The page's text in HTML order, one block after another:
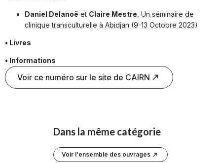
Daniel Delanoë et Claire Mestre Un séminaire de
clinique transculturelle à Abidjan (9-13 Octobre 2023)
• Livres
• Informations
Voir ce numéro sur le site de CAIRN
Dans la même catégorie
Voir l'ensemble des ouvrages